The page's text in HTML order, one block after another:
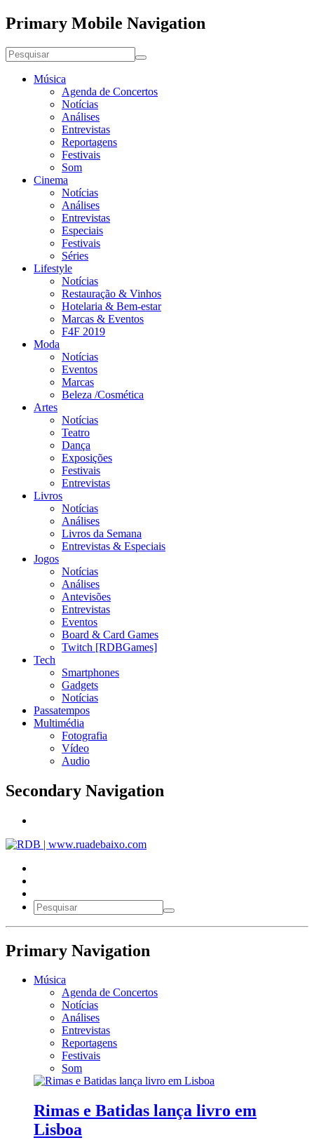
Primary Mobile Navigation
Música
Agenda de Concertos
Notícias
Análises
Entrevistas
Reportagens
Festivais
Som
Cinema
Notícias
Análises
Entrevistas
Especiais
Festivais
Séries
Lifestyle
Notícias
Restauração & Vinhos
Hotelaria & Bem-estar
Marcas & Eventos
F4F 2019
Moda
Notícias
Eventos
Marcas
Beleza /Cosmética
Artes
Notícias
Teatro
Dança
Exposições
Festivais
Entrevistas
Livros
Notícias
Análises
Livros da Semana
Entrevistas & Especiais
Jogos
Notícias
Análises
Antevisões
Entrevistas
Eventos
Board & Card Games
Twitch [RDBGames]
Tech
Smartphones
Gadgets
Notícias
Passatempos
Multimédia
Fotografia
Vídeo
Audio
Secondary Navigation
Primary Navigation
Música
Agenda de Concertos
Notícias
Análises
Entrevistas
Reportagens
Festivais
Som
Rimas e Batidas lança livro em
Lisboa